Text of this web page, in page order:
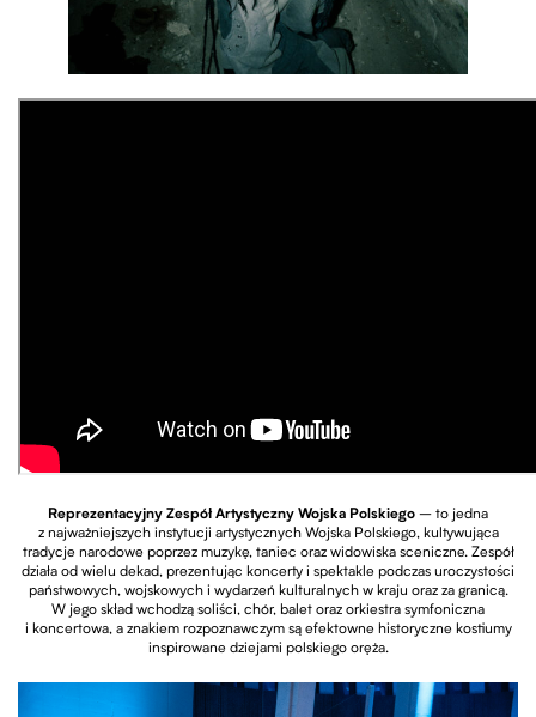
Reprezentacyjny Zespół Artystyczny Wojska Polskiego – to jedna
z najważniejszych instytucji artystycznych Wojska Polskiego, kultywująca
tradycje narodowe poprzez muzykę, taniec oraz widowiska sceniczne. Zespół
działa od wielu dekad, prezentując koncerty i spektakle podczas uroczystości
państwowych, wojskowych i wydarzeń kulturalnych w kraju oraz za granicą.
W jego skład wchodzą soliści, chór, balet oraz orkiestra symfoniczna
i koncertowa, a znakiem rozpoznawczym są efektowne historyczne kostiumy
inspirowane dziejami polskiego oręża.